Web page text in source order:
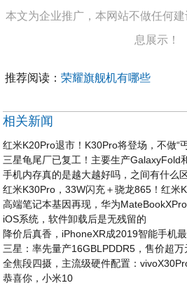
本文为企业推广，本网站不做任何
息展示！
推荐阅读：荣耀旗舰机有哪些
相关新闻
红米K20Pro退市！K30Pro将登场，不做“
三星龟尾厂已复工！主要生产GalaxyFold
手机内存真的是越大越好吗，之间有什么
红米K30Pro，33W闪充＋骁龙865！红米
高端笔记本基因再现，华为
iOS系统，软件卸载后是无残留的
降价后真香，iPhoneXR成2019智能手机
三星：率先量产16GBLPDDR5，售价超
全焦段四摄，主流级硬件配置：
恭喜你，小米10